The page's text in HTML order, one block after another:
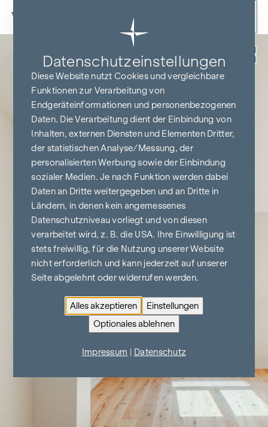
Zum Inhalt springen
Datenschutz­einstellungen
Diese Website nutzt Cookies und vergleichbare
Funktionen zur Verarbeitung von
Endgeräteinformationen und personenbezogenen
Daten. Die Verarbeitung dient der Einbindung von
Inhalten, externen Diensten und Elementen Dritter,
der statistischen Analyse/Messung, der
personalisierten Werbung sowie der Einbindung
sozialer Medien. Je nach Funktion werden dabei
Daten an Dritte weitergegeben und an Dritte in
Ländern, in denen kein angemessenes
Datenschutzniveau vorliegt und von diesen
verarbeitet wird, z. B. die USA. Ihre Einwilligung ist
stets freiwillig, für die Nutzung unserer Website
nicht erforderlich und kann jederzeit auf unserer
Seite abgelehnt oder widerrufen werden.
Alles akzeptieren
Einstellungen
Optionales ablehnen
Impressum Datenschutz